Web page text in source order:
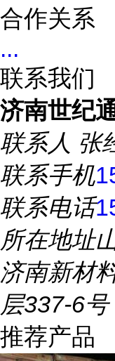
合作关系
...
联系我们
济南世纪
联系人 张
联系手机
联系电话
所在地址
济南新材
层337-6号
推荐产品